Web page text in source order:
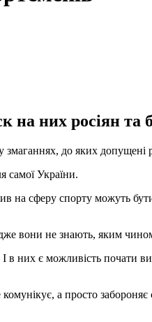
них росіян та
до яких допущені
самої України.
на сферу спорту можуть
вони не знають, яким чином
І в них є можливість почати
а просто